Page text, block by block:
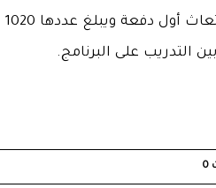
التدريب على البرنامج.
0